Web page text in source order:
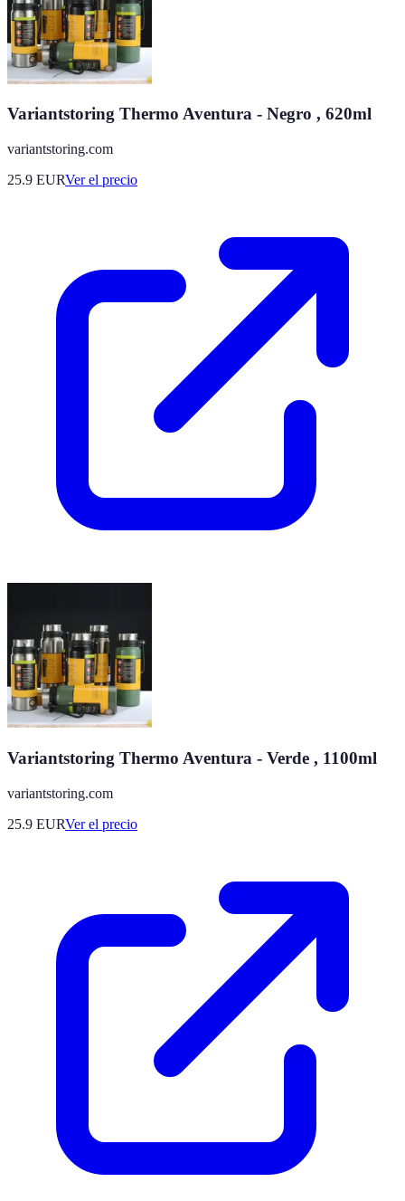
Variantstoring Thermo Aventura - Negro , 620ml
variantstoring.com
25.9 EURVer el precio
Variantstoring Thermo Aventura - Verde , 1100ml
variantstoring.com
25.9 EURVer el precio